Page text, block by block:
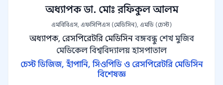
অধ্যাপক ডা. মোঃ রফিকুল আলম
এমবিবিএস, এফসিপিএস (মেডিসিন), এমডি (চেস্ট)
অধ্যাপক, রেসপিরেটরি মেডিসিন বঙ্গবন্ধু শেখ মুজিব
মেডিকেল বিশ্ববিদ্যালয় হাসপাতাল
চেস্ট ডিজিজ, হাঁপানি, সিওপিডি ও রেসপিরেটরি মেডিসিন
বিশেষজ্ঞ